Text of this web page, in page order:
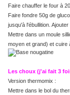
Faire chauffer le four à
Faire fondre 50g de
jusqu'à l'ébullition.
Mettre dans un moule
moyen et grand) et cuire
Les choux (j'ai fait 3
Version thermomix :
Mettre dans le bol du